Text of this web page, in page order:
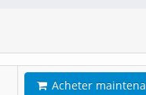
Acheter